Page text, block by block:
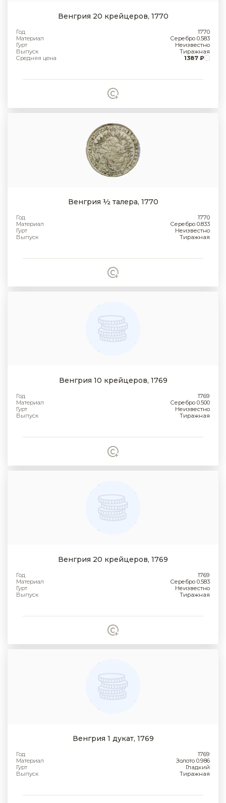
Венгрия 20 крейцеров, 1770
Год
1770
Материал
Серебро 0.583
Гурт
Неизвестно
Выпуск
Тиражная
Средняя цена
1387 ₽
Венгрия ½ талера, 1770
Год
1770
Материал
Серебро 0.833
Гурт
Неизвестно
Выпуск
Тиражная
Венгрия 10 крейцеров, 1769
Год
1769
Материал
Серебро 0.500
Гурт
Неизвестно
Выпуск
Тиражная
Венгрия 20 крейцеров, 1769
Год
1769
Материал
Серебро 0.583
Гурт
Неизвестно
Выпуск
Тиражная
Венгрия 1 дукат, 1769
Год
1769
Материал
Золото 0.986
Гурт
Гладкий
Выпуск
Тиражная